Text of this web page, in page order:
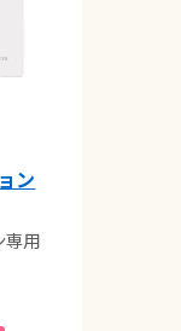
ン
専用